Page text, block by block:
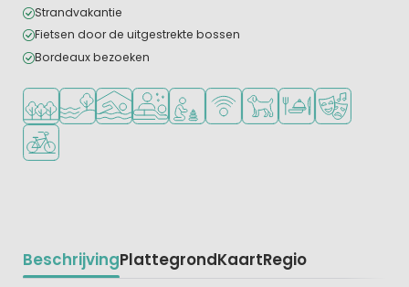
Strandvakantie
Fietsen door de uitgestrekte bossen
Bordeaux bezoeken
Ligt in een bosrijke omgeving
Ligt bij het water
Overdekt zwembad
Wellnessfaciliteiten
Aanbevolen voor jonge kinderen
WiFi beschikbaar
Huisdieren toegestaan
Restaurant of
Fietsverhuur
BeschrijvingPlattegrondKaartRegio